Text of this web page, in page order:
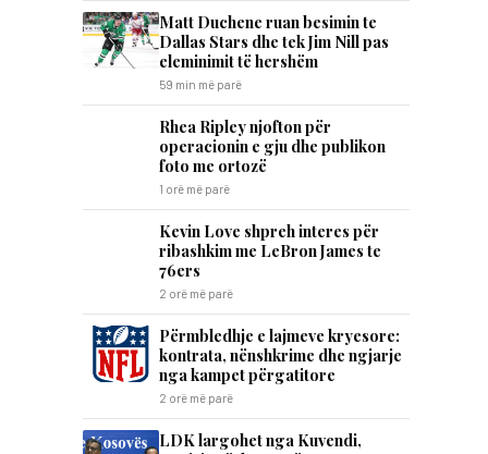
Matt Duchene ruan besimin te
Dallas Stars dhe tek Jim Nill pas
eleminimit të hershëm
59 min më parë
Rhea Ripley njofton për
operacionin e gju dhe publikon
foto me ortozë
1 orë më parë
Kevin Love shpreh interes për
ribashkim me LeBron James te
76ers
2 orë më parë
Përmbledhje e lajmeve kryesore:
kontrata, nënshkrime dhe ngjarje
nga kampet përgatitore
2 orë më parë
LDK largohet nga Kuvendi,